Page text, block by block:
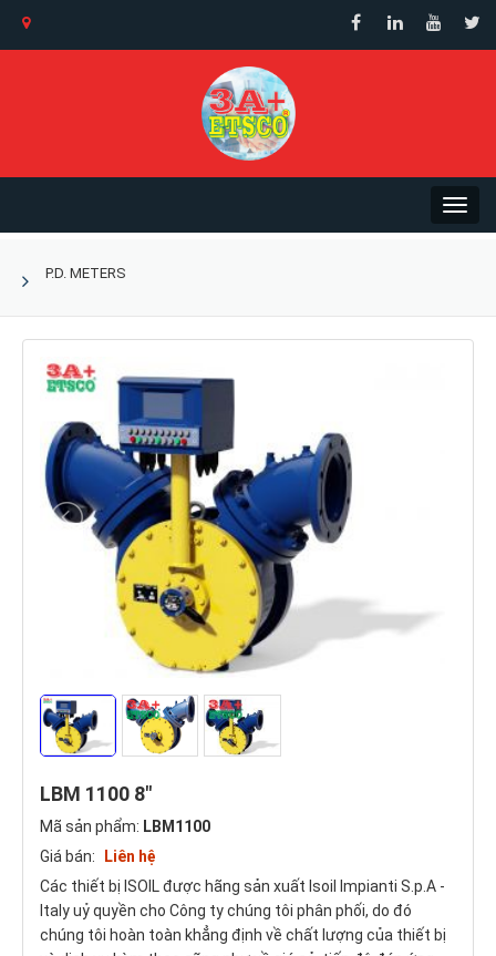
P.D. METERS
LBM 1100 8"
Mã sản phẩm: LBM1100
Giá bán:
Liên hệ
Các thiết bị ISOIL được hãng sản xuất Isoil Impianti S.p.A -
Italy uỷ quyền cho Công ty chúng tôi phân phối, do đó
chúng tôi hoàn toàn khẳng định về chất lượng của thiết bị